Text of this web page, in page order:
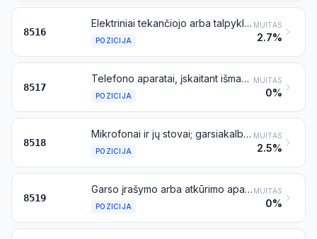
8516
Elektriniai tekančiojo arba talpykloje laikomo vandens šildytuvai ir panardinamieji šildytuvai; elektriniai patalpų šildymo aparatai ir dirvos šildymo aparatai; elektroterminiai šukuosenų aparatai (pavyzdžiui, plaukų džiovintuvai, plaukų suktuvai, kaitrinės plaukų sukimo žnyplės) ir rankų džiovintuvai; elektrinės laidynės; kiti buitiniai elektroterminiai prietaisai; varžiniai elektriniai kaitinimo elementai, išskyrus priskiriamus 8545 pozicijai
POZICIJA
MUITAS
2.7%
8517
Telefono aparatai, įskaitant išmaniuosius telefonus ir kitus koriniams tinklams arba kitiems belaidžiams tinklams skirtus telefonus; kita balso, vaizdo ar kitų duomenų perdavimo arba priėmimo aparatūra, įskaitant aparatūrą, skirtą laidinio ar belaidžio tinklo ryšiui (pavyzdžiui, vietiniam ar plačiajam tinklui), išskyrus perdavimo arba priėmimo aparatūrą, priskiriamą 8443, 8525, 8527 arba 8528 pozicijai
POZICIJA
MUITAS
0%
8518
Mikrofonai ir jų stovai; garsiakalbiai, sumontuoti arba nesumontuoti korpusuose; ausinės, uždedamos ant galvos arba įdedamos į ausį, sumontuotos atskirai arba kartu su mikrofonu, ir rinkiniai, sudaryti iš mikrofono ir vieno ar kelių garsiakalbių; elektriniai garsinio dažnio stiprintuvai; elektriniai garso stiprintuvai
POZICIJA
MUITAS
2.5%
8519
Garso įrašymo arba atkūrimo aparatai
POZICIJA
MUITAS
0%